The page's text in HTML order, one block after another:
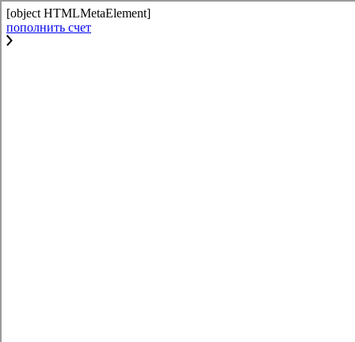
[object HTMLMetaElement]
пополнить счет